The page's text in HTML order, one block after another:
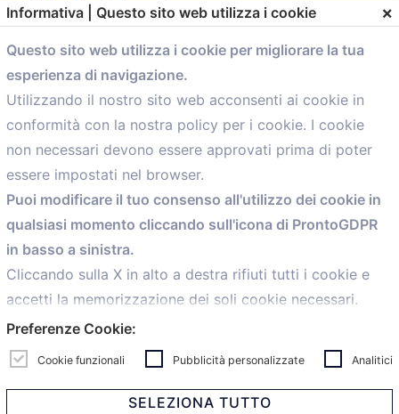
comunicazione@confartigianato.bo.it
Menù
Home
Servizi
Convenzioni
Voce delle Nostre aziende
Informazioni Ex L. 124/2017
News
personalCaf
Informativa | Questo sito web utilizza i cookie ×
Questo sito web utilizza i cookie per migliorare la tua
esperienza di navigazione.
Utilizzando il nostro sito web acconsenti ai cookie in
conformità con la nostra policy per i cookie. I cookie
non necessari devono essere approvati prima di poter
essere impostati nel browser.
Puoi modificare il tuo consenso all'utilizzo dei cookie in
qualsiasi momento cliccando sull'icona di ProntoGDPR
in basso a sinistra.
Cliccando sulla X in alto a destra rifiuti tutti i cookie e
accetti la memorizzazione dei soli cookie necessari.
Preferenze Cookie:
Cookie funzionali Pubblicità personalizzate Analitici
SELEZIONA TUTTO